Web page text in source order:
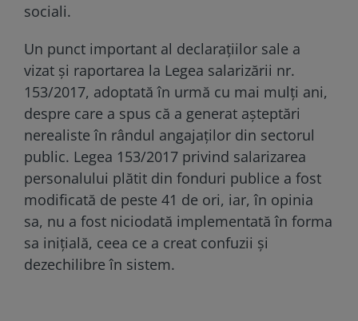
sociali.
Un punct important al declarațiilor sale a
vizat și raportarea la Legea salarizării nr.
153/2017, adoptată în urmă cu mai mulți ani,
despre care a spus că a generat așteptări
nerealiste în rândul angajaților din sectorul
public. Legea 153/2017 privind salarizarea
personalului plătit din fonduri publice a fost
modificată de peste 41 de ori, iar, în opinia
sa, nu a fost niciodată implementată în forma
sa inițială, ceea ce a creat confuzii și
dezechilibre în sistem.